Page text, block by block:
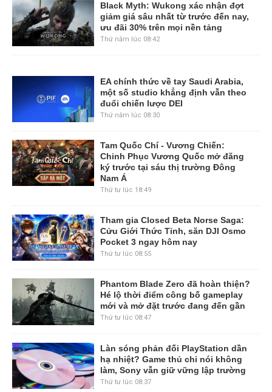
Black Myth: Wukong xác nhận đợt
giảm giá sâu nhất từ trước đến nay,
ưu đãi 30% trên mọi nền tảng
Thứ năm lúc 08:42
EA chính thức về tay Saudi Arabia,
một số studio khẳng định vẫn theo
đuổi chiến lược DEI
Thứ năm lúc 08:30
Tam Quốc Chí - Vương Chiến:
Chinh Phục Vương Quốc mở đăng
ký trước tại sáu thị trường Đông
Nam Á
Thứ tư lúc 18:49
Tham gia Closed Beta Norse Saga:
Cửu Giới Thức Tỉnh, săn DJI Osmo
Pocket 3 ngay hôm nay
Thứ tư lúc 08:55
Phantom Blade Zero đã hoàn thiện?
Hé lộ thời điểm công bố gameplay
mới và mở đặt trước đang đến gần
Thứ tư lúc 08:47
Làn sóng phản đối PlayStation dần
hạ nhiệt? Game thủ chỉ nói không
làm, Sony vẫn giữ vững lập trường
Thứ tư lúc 08:37